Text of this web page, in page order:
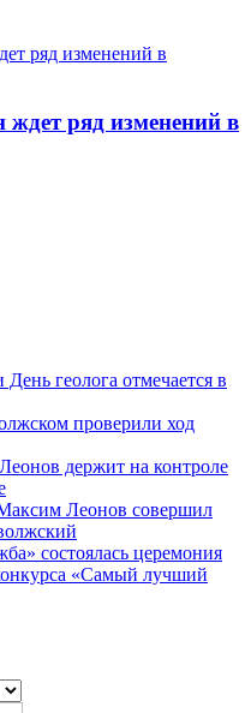
ждет ряд изменений в
геолога отмечается в
проверили ход
держит на контроле
Леонов совершил
состоялась церемония
«Самый лучший